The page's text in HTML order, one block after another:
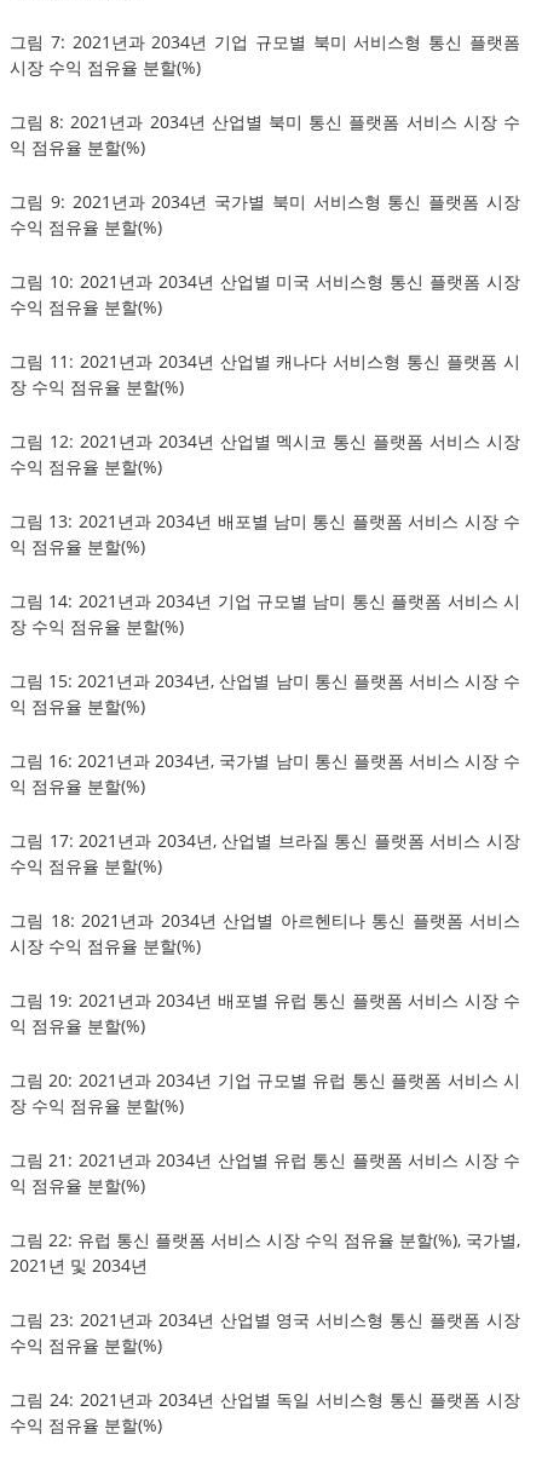
그림 7: 2021년과 2034년 기업 규모별 북미 서비스형 통신 플랫폼
시장 수익 점유율 분할(%)
그림 8: 2021년과 2034년 산업별 북미 통신 플랫폼 서비스 시장 수
익 점유율 분할(%)
그림 9: 2021년과 2034년 국가별 북미 서비스형 통신 플랫폼 시장
수익 점유율 분할(%)
그림 10: 2021년과 2034년 산업별 미국 서비스형 통신 플랫폼 시장
수익 점유율 분할(%)
그림 11: 2021년과 2034년 산업별 캐나다 서비스형 통신 플랫폼 시
장 수익 점유율 분할(%)
그림 12: 2021년과 2034년 산업별 멕시코 통신 플랫폼 서비스 시장
수익 점유율 분할(%)
그림 13: 2021년과 2034년 배포별 남미 통신 플랫폼 서비스 시장 수
익 점유율 분할(%)
그림 14: 2021년과 2034년 기업 규모별 남미 통신 플랫폼 서비스 시
장 수익 점유율 분할(%)
그림 15: 2021년과 2034년, 산업별 남미 통신 플랫폼 서비스 시장 수
익 점유율 분할(%)
그림 16: 2021년과 2034년, 국가별 남미 통신 플랫폼 서비스 시장 수
익 점유율 분할(%)
그림 17: 2021년과 2034년, 산업별 브라질 통신 플랫폼 서비스 시장
수익 점유율 분할(%)
그림 18: 2021년과 2034년 산업별 아르헨티나 통신 플랫폼 서비스
시장 수익 점유율 분할(%)
그림 19: 2021년과 2034년 배포별 유럽 통신 플랫폼 서비스 시장 수
익 점유율 분할(%)
그림 20: 2021년과 2034년 기업 규모별 유럽 통신 플랫폼 서비스 시
장 수익 점유율 분할(%)
그림 21: 2021년과 2034년 산업별 유럽 통신 플랫폼 서비스 시장 수
익 점유율 분할(%)
그림 22: 유럽 통신 플랫폼 서비스 시장 수익 점유율 분할(%), 국가별,
2021년 및 2034년
그림 23: 2021년과 2034년 산업별 영국 서비스형 통신 플랫폼 시장
수익 점유율 분할(%)
그림 24: 2021년과 2034년 산업별 독일 서비스형 통신 플랫폼 시장
수익 점유율 분할(%)